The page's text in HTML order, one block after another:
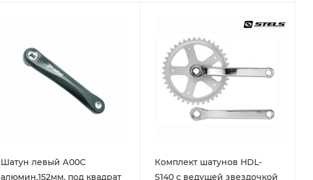
Шатун левый А00С
алюмин.152мм. под квадрат
Комплект шатунов HDL-
S140 с ведущей звездочкой